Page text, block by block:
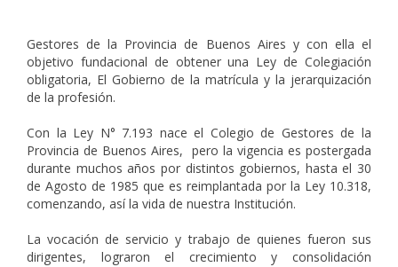
Gestores de la Provincia de Buenos Aires y con ella el
objetivo fundacional de obtener una Ley de Colegiación
obligatoria, El Gobierno de la matrícula y la jerarquización
de la profesión.
Con la Ley N° 7.193 nace el Colegio de Gestores de la
Provincia de Buenos Aires, pero la vigencia es postergada
durante muchos años por distintos gobiernos, hasta el 30
de Agosto de 1985 que es reimplantada por la Ley 10.318,
comenzando, así la vida de nuestra Institución.
La vocación de servicio y trabajo de quienes fueron sus
dirigentes, lograron el crecimiento y consolidación